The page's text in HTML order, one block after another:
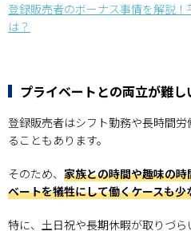
登録販売者のボーナス事情を解説
は？
プライベートとの両立が難し
登録販売者はシフト勤務や長時間
ることもあります。
そのため、 家族との時間や趣味の
ベートを犠牲にして働くケースも少
特に、土日祝や長期休暇が取りづ